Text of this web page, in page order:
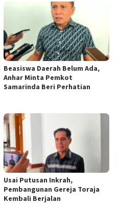
Beasiswa Daerah Belum Ada,
Anhar Minta Pemkot
Samarinda Beri Perhatian
Usai Putusan Inkrah,
Pembangunan Gereja Toraja
Kembali Berjalan